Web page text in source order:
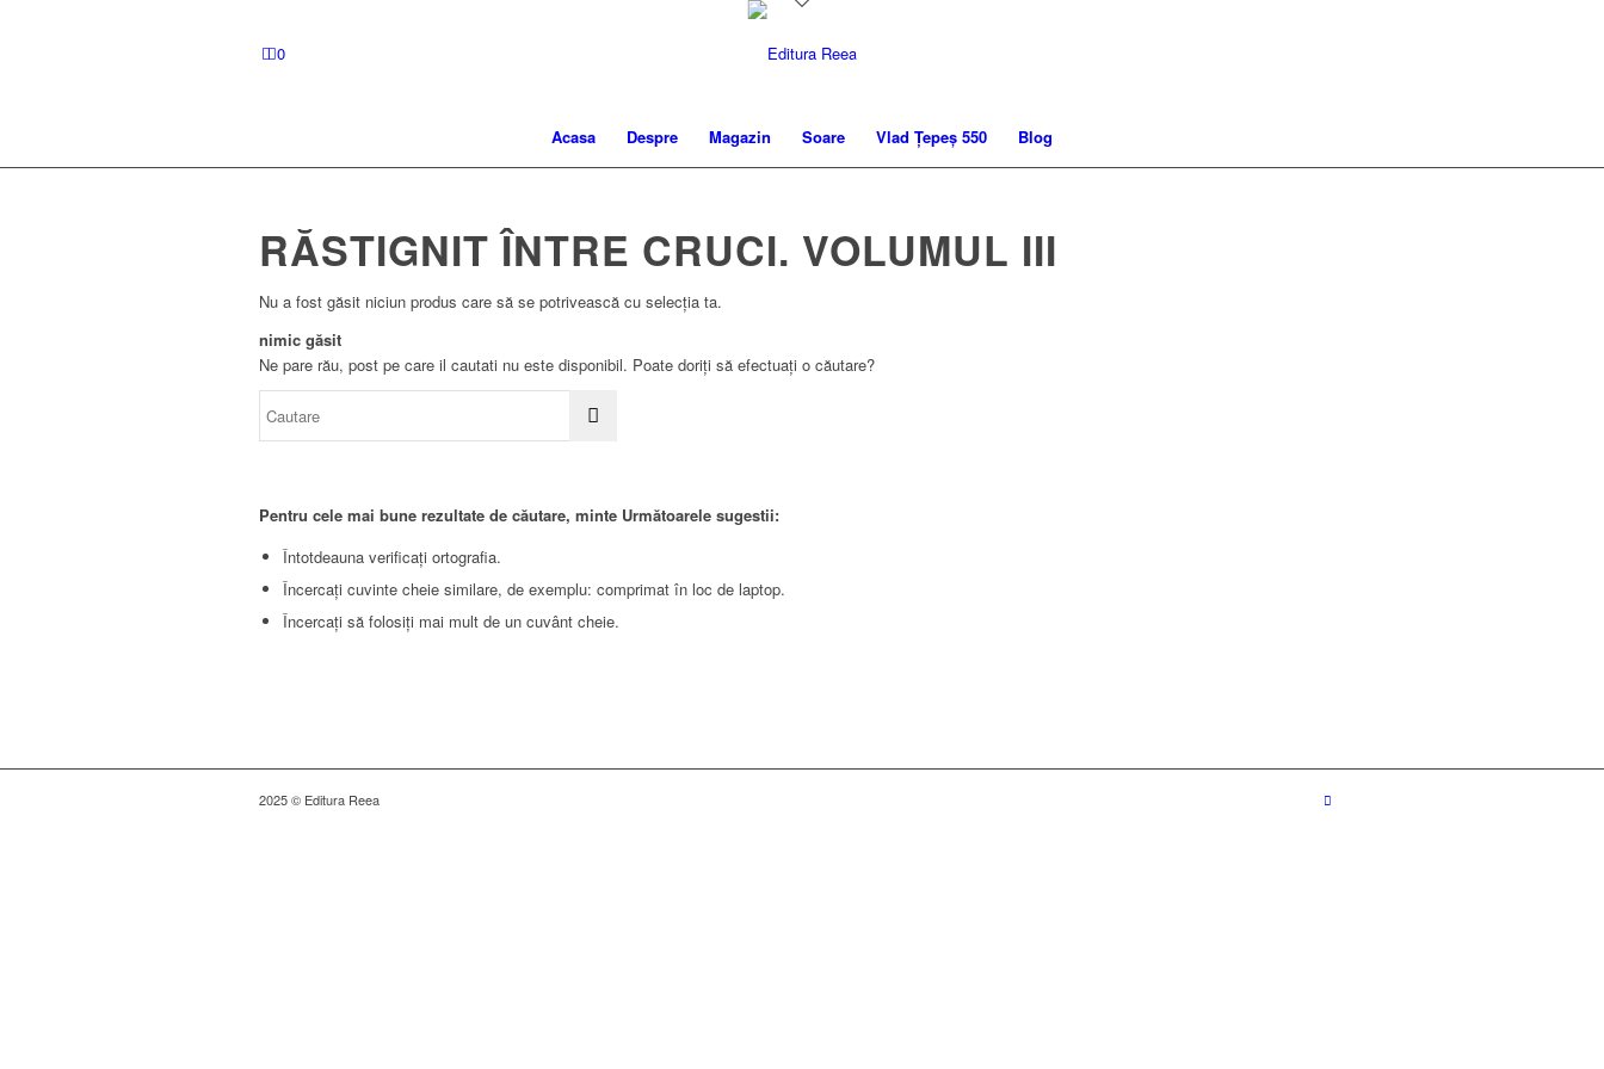
0
Acasa Despre Magazin Soare Vlad Țepeș 550 Blog
RĂSTIGNIT ÎNTRE CRUCI. VOLUMUL III
Nu a fost găsit niciun produs care să se potrivească cu selecția ta.
nimic găsit
Ne pare rău, post pe care il cautati nu este disponibil. Poate doriți să efectuați o căutare?
Pentru cele mai bune rezultate de căutare, minte Următoarele sugestii:
Întotdeauna verificați ortografia.
Încercați cuvinte cheie similare, de exemplu: comprimat în loc de laptop.
Încercați să folosiți mai mult de un cuvânt cheie.
2025 © Editura Reea